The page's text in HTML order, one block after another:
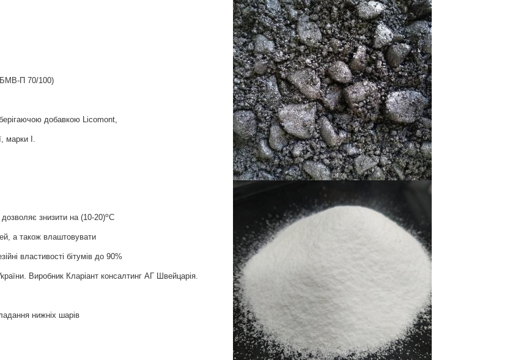
П 70/100)
добавкою Licomont,
марки І.
знизити на (10-20)оС
а також влаштовувати
властивості бітумів до 90%
Виробник Кларіант консалтинг АГ Швейцарія.
нижніх шарів